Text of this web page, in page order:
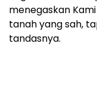
menegaskan
tanah yang sah,
tandasnya.